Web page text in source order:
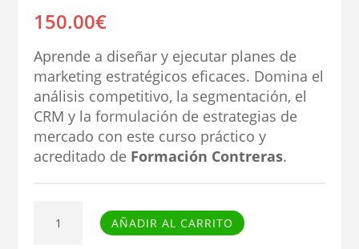
150.00€
Aprende a diseñar y ejecutar planes de
marketing estratégicos eficaces. Domina el
análisis competitivo, la segmentación, el
CRM y la formulación de estrategias de
mercado con este curso práctico y
acreditado de Formación Contreras.
AÑADIR AL CARRITO